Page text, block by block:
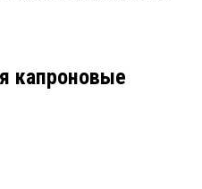
капроновые